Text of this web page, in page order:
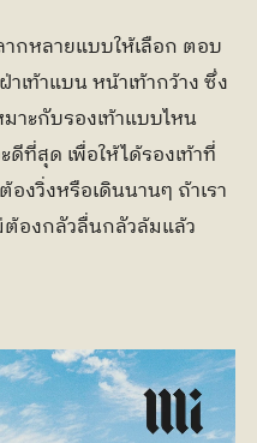
กหลายแบบให้เลือก ตอบ
าเท้าแบน หน้าเท้ากว้าง ซึ่ง
าะกับรองเท้าแบบไหน
ดีที่สุด เพื่อให้ได้รองเท้าที่
องวิ่งหรือเดินนานๆ ถ้าเรา
ต้องกลัวลื่นกลัวล้มแล้ว